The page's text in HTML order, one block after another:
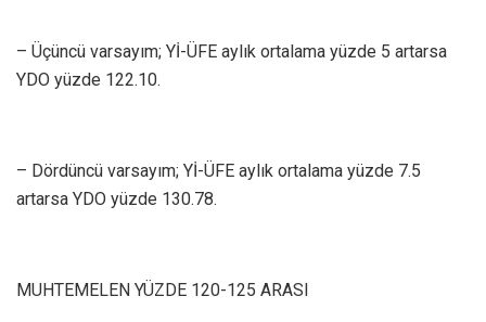
– Üçüncü varsayım; Yİ-ÜFE aylık ortalama yüzde 5 artarsa
YDO yüzde 122.10.
– Dördüncü varsayım; Yİ-ÜFE aylık ortalama yüzde 7.5
artarsa YDO yüzde 130.78.
MUHTEMELEN YÜZDE 120-125 ARASI